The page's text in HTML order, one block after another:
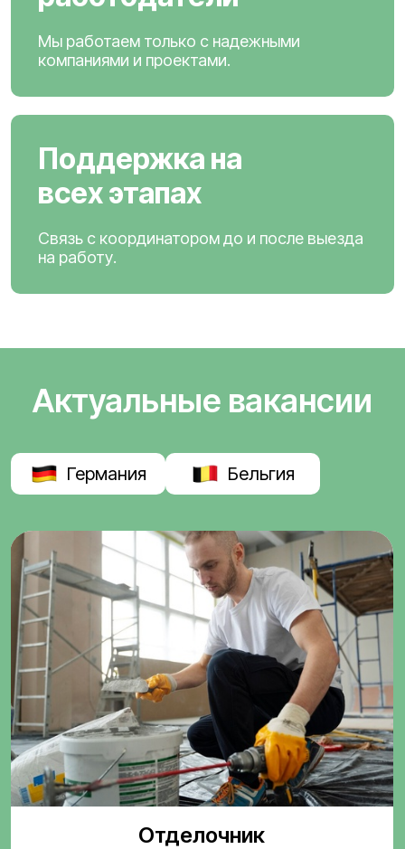
Мы работаем только с надежными
компаниями и проектами.
Поддержка на
всех этапах
Связь с координатором до и после выезда
на работу.
Актуальные вакансии
Германия Бельгия
Отделочник